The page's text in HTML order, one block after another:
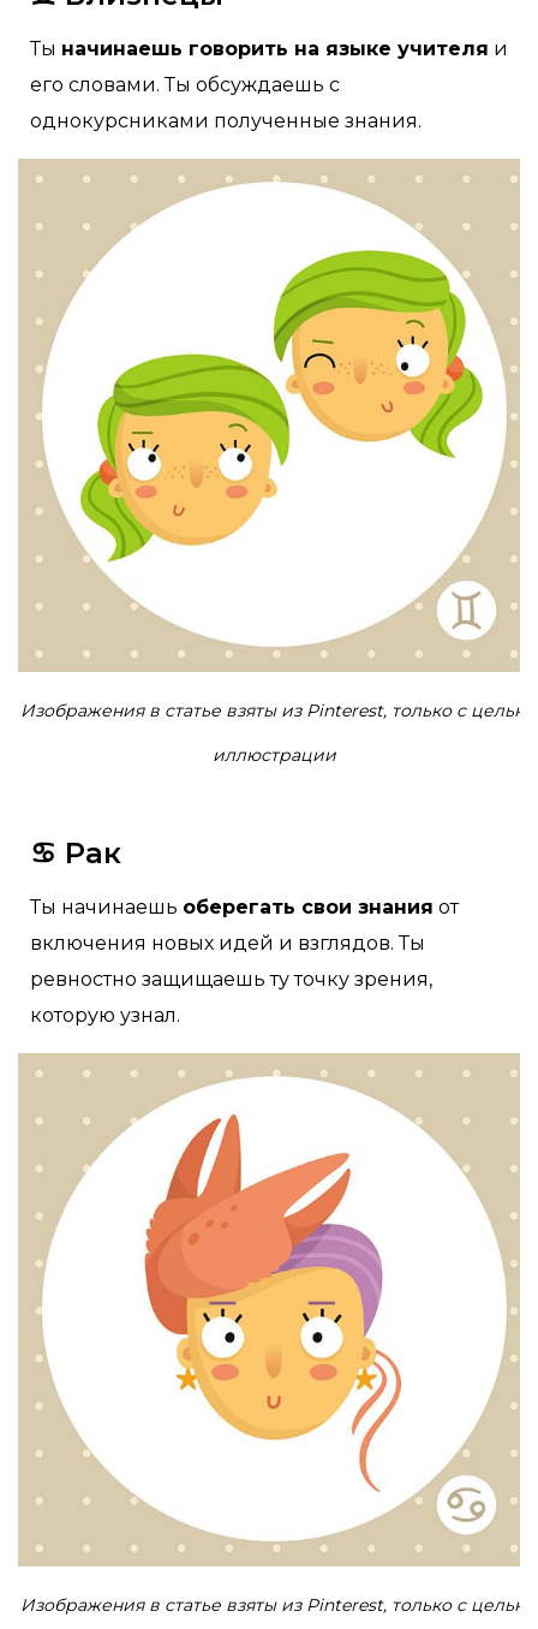
Ты начинаешь говорить на языке учителя и
его словами. Ты обсуждаешь с
однокурсниками полученные знания.
Изображения в статье взяты из Pinterest, только с целью
иллюстрации
♋ Рак
Ты начинаешь оберегать свои знания от
включения новых идей и взглядов. Ты
ревностно защищаешь ту точку зрения,
которую узнал.
Изображения в статье взяты из Pinterest, только с целью